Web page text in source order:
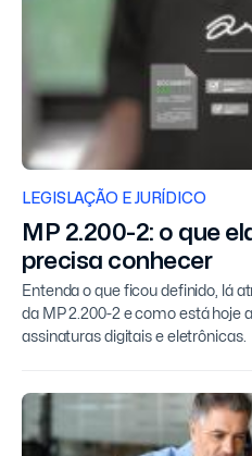
LEGISLAÇÃO E JURÍDICO
MP 2.200-2: o que
precisa conhecer
Entenda o que ficou definido, lá
da MP 2.200-2 e como está hoje
assinaturas digitais e eletrônicas.